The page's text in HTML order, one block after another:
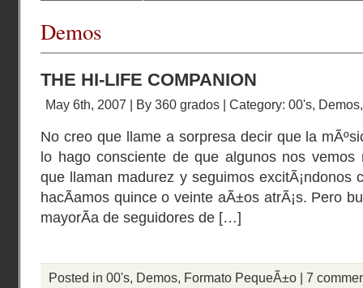
Demos
THE HI-LIFE COMPANION
May 6th, 2007 | By 360 grados | Category: 00's, Demos
No creo que llame a sorpresa decir que la
lo hago consciente de que algunos nos
que llaman madurez y seguimos excitÃ¡ndonos
hacÃ­amos quince o veinte aÃ±os atrÃ¡s. Pero
mayorÃ­a de seguidores de […]
Posted in 00's, Demos, Formato PequeÃ±o | 7